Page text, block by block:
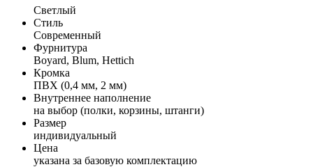
Светлый
Стиль
Современный
Фурнитура
Boyard, Blum, Hettich
Кромка
ПВХ (0,4 мм, 2 мм)
Внутреннее наполнение
на выбор (полки, корзины, штанги)
Размер
индивидуальный
Цена
указана за базовую комплектацию